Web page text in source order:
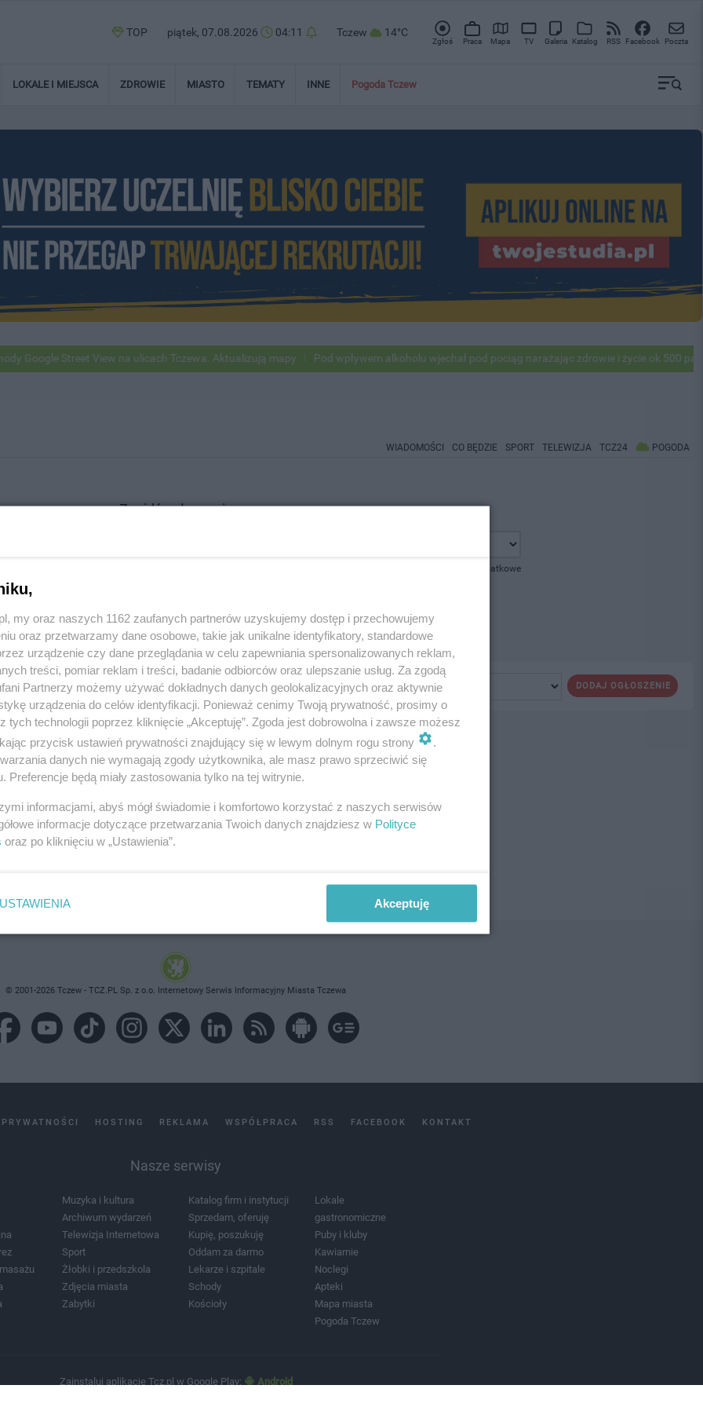
TOP piątek, 07.08.2026 04:11 Tczew 14°C
Zgłoś Praca Mapa TV Galeria Katalog RSS Facebook Poczta
LOKALE I MIEJSCA ZDROWIE MIASTO TEMATY INNE Pogoda Tczew
Google Street View na ulicach Tczewa. Aktualizują mapy Pod wpływem alkoholu wjechał pod pociąg narażając zdrowie i życie ok 500
WIADOMOŚCI CO BĘDZIE SPORT TELEWIZJA TCZ24 POGODA
Znajdź ogłoszenie
pokaż opcje dodatkowe
DODAJ OGŁOSZENIE
ogłoszenie nie istnieje lub nie jest jeszcze aktywne!
© 2001-2026 Tczew - TCZ.PL Sp. z o.o. Internetowy Serwis Informacyjny Miasta Tczewa
HOSTING REKLAMA WSPÓŁPRACA RSS FACEBOOK KONTAKT
Nasze serwisy
Muzyka i kultura
Archiwum wydarzeń
Telewizja Internetowa
Sport
Żłobki i przedszkola
Zdjęcia miasta
Zabytki
Katalog firm i instytucji
Sprzedam, oferuję
Kupię, poszukuję
Oddam za darmo
Lekarze i szpitale
Schody
Kościoły
Lokale
gastronomiczne
Puby i kluby
Kawiarnie
Noclegi
Apteki
Mapa miasta
Pogoda Tczew
Zainstaluj aplikację Tcz.pl w Google Play: Android
my oraz naszych 1162 zaufanych partnerów uzyskujemy dostęp i przechowujemy
oraz przetwarzamy dane osobowe, takie jak unikalne identyfikatory, standardowe
urządzenie czy dane przeglądania w celu zapewniania spersonalizowanych reklam,
treści, pomiar reklam i treści, badanie odbiorców oraz ulepszanie usług. Za zgodą
Partnerzy możemy używać dokładnych danych geolokalizacyjnych oraz aktywnie
urządzenia do celów identyfikacji. Ponieważ cenimy Twoją prywatność, prosimy o
tych technologii poprzez kliknięcie „Akceptuję”. Zgoda jest dobrowolna i zawsze możesz
przycisk ustawień prywatności znajdujący się w lewym dolnym rogu strony
danych nie wymagają zgody użytkownika, ale masz prawo sprzeciwić się
Preferencje będą miały zastosowania tylko na tej witrynie.
informacjami, abyś mógł świadomie i komfortowo korzystać z naszych serwisów
informacje dotyczące przetwarzania Twoich danych znajdziesz w Polityce
oraz po kliknięciu w „Ustawienia”.
USTAWIENIA Akceptuję